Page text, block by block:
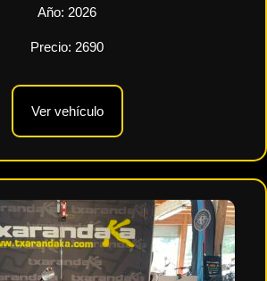
Año: 2026
Precio: 2690
Ver vehículo